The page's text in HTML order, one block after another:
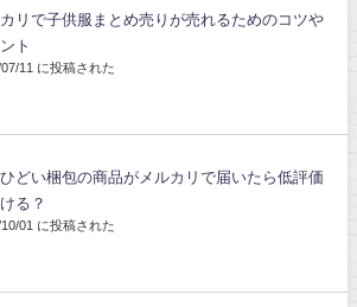
リで子供服まとめ売りが売れるためのコツや
ト
11 に投稿された
どい梱包の商品がメルカリで届いたら低評価
る？
01 に投稿された